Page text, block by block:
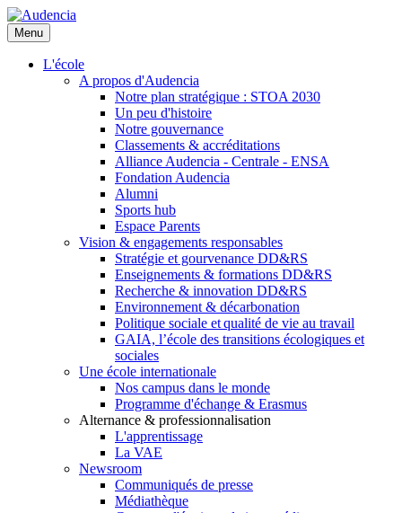
Aller
au
contenu
principal
Menu
L'école
A propos d'Audencia
Notre plan stratégique : STOA 2030
Un peu d'histoire
Notre gouvernance
Classements & accréditations
Alliance Audencia - Centrale - ENSA
Fondation Audencia
Alumni
Sports hub
Espace Parents
Vision & engagements responsables
Stratégie et gourvenance DD&RS
Enseignements & formations DD&RS
Recherche & innovation DD&RS
Environnement & décarbonation
Politique sociale et qualité de vie au travail
GAIA, l’école des transitions écologiques et
sociales
Une école internationale
Nos campus dans le monde
Programme d'échange & Erasmus
Alternance & professionnalisation
L'apprentissage
La VAE
Newsroom
Communiqués de presse
Médiathèque